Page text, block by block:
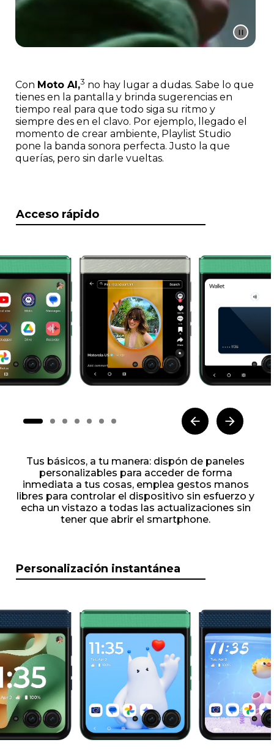
Con Moto AI,3 no hay lugar a dudas. Sabe lo que
tienes en la pantalla y brinda sugerencias en
tiempo real para que todo siga su ritmo y
siempre des en el clavo. Por ejemplo, llegado el
momento de crear ambiente, Playlist Studio
pone la banda sonora perfecta. Justo la que
querías, pero sin darle vueltas.
Acceso rápido
Tus básicos, a tu manera: dispón de paneles
personalizables para acceder de forma
inmediata a tus cosas, emplea gestos manos
libres para controlar el dispositivo sin esfuerzo y
echa un vistazo a todas las actualizaciones sin
tener que abrir el smartphone.
Personalización instantánea